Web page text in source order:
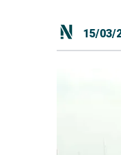
15/03/